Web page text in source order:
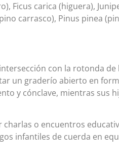
Ficus carica (higuera),
carrasco), Pinus pinea
con la rotonda de
un graderío abierto en
y cónclave, mientras sus
o encuentros
infantiles de cuerda en